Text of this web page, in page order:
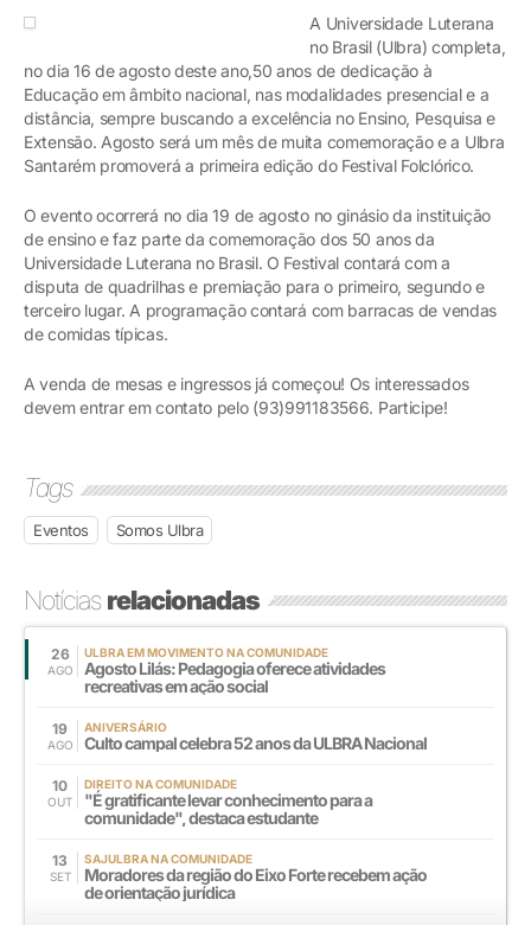
A Universidade Luterana
no Brasil (Ulbra) completa,
no dia 16 de agosto deste ano,50 anos de dedicação à
Educação em âmbito nacional, nas modalidades presencial e a
distância, sempre buscando a excelência no Ensino, Pesquisa e
Extensão. Agosto será um mês de muita comemoração e a Ulbra
Santarém promoverá a primeira edição do Festival Folclórico.
O evento ocorrerá no dia 19 de agosto no ginásio da instituição
de ensino e faz parte da comemoração dos 50 anos da
Universidade Luterana no Brasil. O Festival contará com a
disputa de quadrilhas e premiação para o primeiro, segundo e
terceiro lugar. A programação contará com barracas de vendas
de comidas típicas.
A venda de mesas e ingressos já começou! Os interessados
devem entrar em contato pelo (93)991183566. Participe!
Tags
Eventos Somos Ulbra
Notíciasrelacionadas
26
AGO
ULBRA EM MOVIMENTO NA COMUNIDADE
Agosto Lilás: Pedagogia oferece atividades
recreativas em ação social
19
AGO
ANIVERSÁRIO
Culto campal celebra 52 anos da ULBRA Nacional
10
OUT
DIREITO NA COMUNIDADE
"É gratificante levar conhecimento para a
comunidade", destaca estudante
13
SET
SAJULBRA NA COMUNIDADE
Moradores da região do Eixo Forte recebem ação
de orientação jurídica